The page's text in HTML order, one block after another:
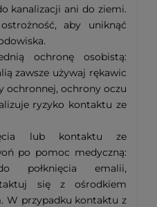
kanalizacji ani do ziemi.
aby uniknąć
ochronę osobistą:
zawsze używaj rękawic
ochronnej, ochrony oczu
ryzyko kontaktu ze
lub kontaktu ze
po pomoc medyczną:
połknięcia emalii,
się z ośrodkiem
W przypadku kontaktu z